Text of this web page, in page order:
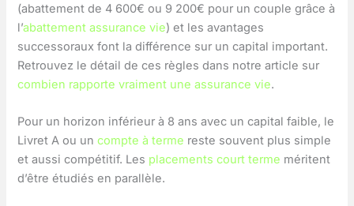
(abattement de 4 600€ ou 9 200€ pour un couple grâce à
l’abattement assurance vie) et les avantages
successoraux font la différence sur un capital important.
Retrouvez le détail de ces règles dans notre article sur
combien rapporte vraiment une assurance vie.
Pour un horizon inférieur à 8 ans avec un capital faible, le
Livret A ou uncompte à terme reste souvent plus simple
et aussi compétitif. Les placements court terme méritent
d’être étudiés en parallèle.